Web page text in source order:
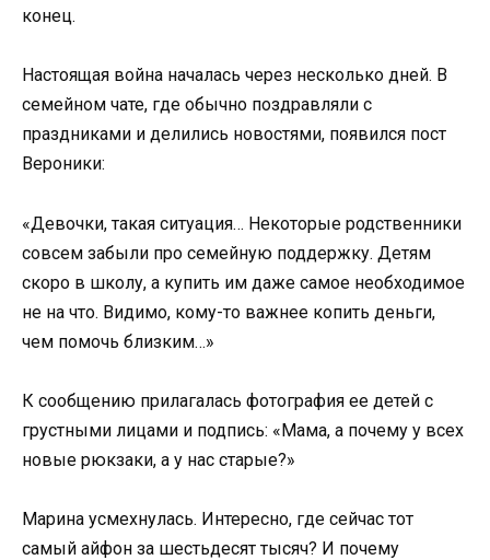
конец.
Настоящая война началась через несколько дней. В
семейном чате, где обычно поздравляли с
праздниками и делились новостями, появился пост
Вероники:
«Девочки, такая ситуация… Некоторые родственники
совсем забыли про семейную поддержку. Детям
скоро в школу, а купить им даже самое необходимое
не на что. Видимо, кому-то важнее копить деньги,
чем помочь близким…»
К сообщению прилагалась фотография ее детей с
грустными лицами и подпись: «Мама, а почему у всех
новые рюкзаки, а у нас старые?»
Марина усмехнулась. Интересно, где сейчас тот
самый айфон за шестьдесят тысяч? И почему